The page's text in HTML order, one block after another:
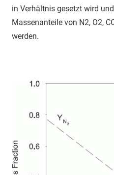
in Verhältnis gesetzt wird
Massenanteile von N2, O2,
werden.